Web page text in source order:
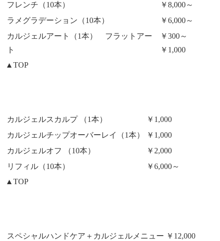
フレンチ（10本）
￥8,000～
ラメグラデーション（10本）
￥6,000～
カルジェルアート（1本） フラットアー
ト
￥300～
￥1,000
▲TOP
カルジェルスカルプ （1本）
￥1,000
カルジェルチップオーバーレイ（1本）
￥1,000
カルジェルオフ （10本）
￥2,000
リフィル（10本）
￥6,000～
▲TOP
スペシャルハンドケア＋カルジェルメニュー ￥12,000